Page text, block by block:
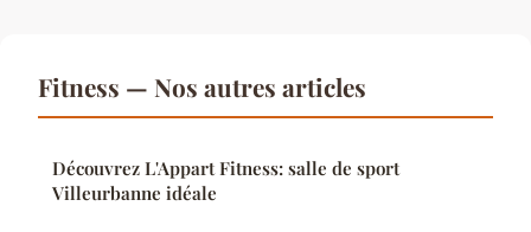
Fitness — Nos autres articles
Découvrez L'Appart Fitness: salle de sport
Villeurbanne idéale